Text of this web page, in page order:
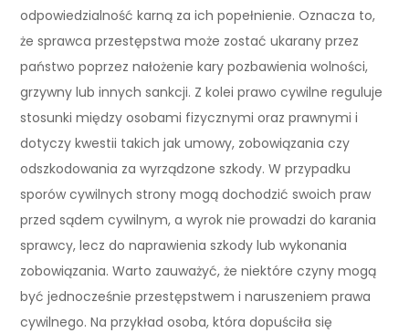
odpowiedzialność karną za ich popełnienie. Oznacza to,
że sprawca przestępstwa może zostać ukarany przez
państwo poprzez nałożenie kary pozbawienia wolności,
grzywny lub innych sankcji. Z kolei prawo cywilne reguluje
stosunki między osobami fizycznymi oraz prawnymi i
dotyczy kwestii takich jak umowy, zobowiązania czy
odszkodowania za wyrządzone szkody. W przypadku
sporów cywilnych strony mogą dochodzić swoich praw
przed sądem cywilnym, a wyrok nie prowadzi do karania
sprawcy, lecz do naprawienia szkody lub wykonania
zobowiązania. Warto zauważyć, że niektóre czyny mogą
być jednocześnie przestępstwem i naruszeniem prawa
cywilnego. Na przykład osoba, która dopuściła się